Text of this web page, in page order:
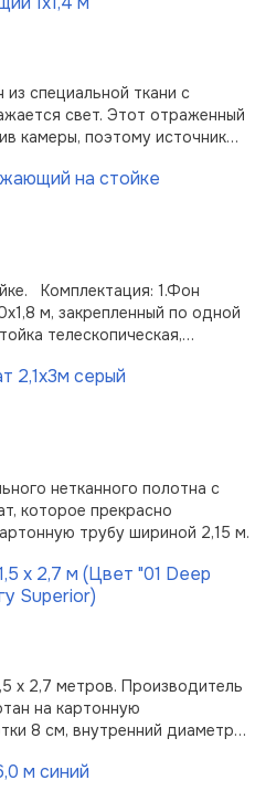
специальной ткани с
свет. Этот отраженный
камеры, поэтому источник
распалагают вокруг
источником может быть как
на стойке
м, закрепленный по одной
шт;
зажима с фон …
2,1х3м серый
нетканного полотна с
которое прекрасно
трубу шириной 2,15 м.
х 2,7 м (Цвет "01 Deep
Superior)
х 2,7 метров. Производитель
на картонную
8 см, внутренний диаметр
м синий